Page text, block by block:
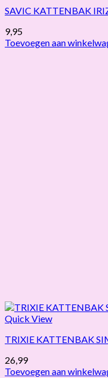
SAVIC KATTENBAK
9,95
Toevoegen aan
Quick View
TRIXIE KATTENBAK
26,99
Toevoegen aan